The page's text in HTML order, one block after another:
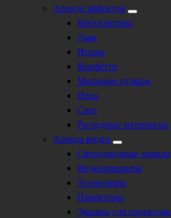
Аренда эффектов
Вентиляторы
Дым
Искры
Конфетти
Мыльные пузыри
Пена
Снег
Расходные материалы
Аренда видео
Светодиодные экраны
Видеомикшеры
Телевизоры
Проекторы
Экраны для проектора